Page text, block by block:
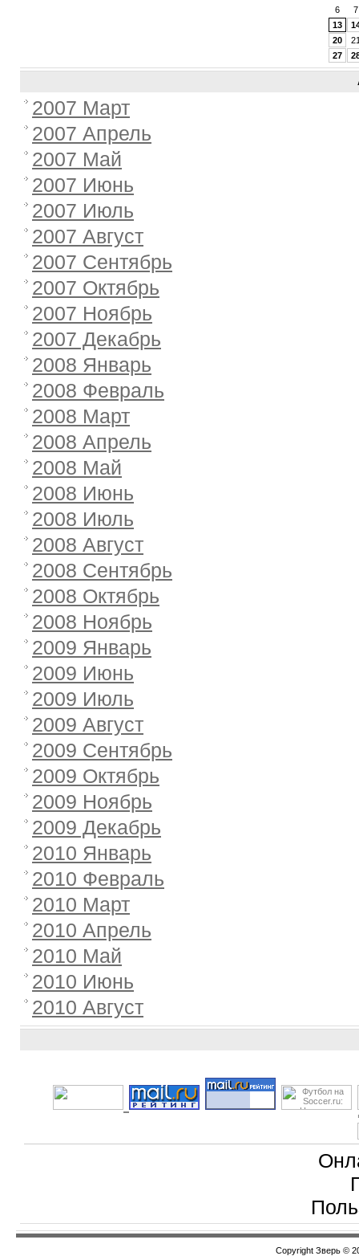
6
7
13
20
27
2007 Март
2007 Апрель
2007 Май
2007 Июнь
2007 Июль
2007 Август
2007 Сентябрь
2007 Октябрь
2007 Ноябрь
2007 Декабрь
2008 Январь
2008 Февраль
2008 Март
2008 Апрель
2008 Май
2008 Июнь
2008 Июль
2008 Август
2008 Сентябрь
2008 Октябрь
2008 Ноябрь
2009 Январь
2009 Июнь
2009 Июль
2009 Август
2009 Сентябрь
2009 Октябрь
2009 Ноябрь
2009 Декабрь
2010 Январь
2010 Февраль
2010 Март
2010 Апрель
2010 Май
2010 Июнь
2010 Август
Copyright Зверь ©